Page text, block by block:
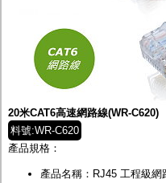
20米CAT6高速網路線(WR-C620)
料號:WR-C620
產品規格：
產品名稱：RJ45 工程級